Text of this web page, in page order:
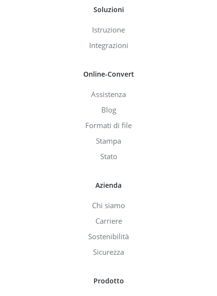
Soluzioni
Istruzione
Integrazioni
Online-Convert
Assistenza
Blog
Formati di file
Stampa
Stato
Azienda
Chi siamo
Carriere
Sostenibilità
Sicurezza
Prodotto